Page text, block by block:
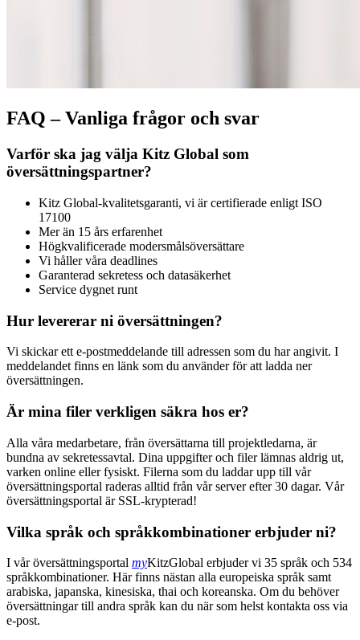
FAQ – Vanliga frågor och svar
Varför ska jag välja Kitz Global som
översättningspartner?
Kitz Global-kvalitetsgaranti, vi är certifierade enligt ISO
17100
Mer än 15 års erfarenhet
Högkvalificerade modersmålsöversättare
Vi håller våra deadlines
Garanterad sekretess och datasäkerhet
Service dygnet runt
Hur levererar ni översättningen?
Vi skickar ett e-postmeddelande till adressen som du har angivit. I
meddelandet finns en länk som du använder för att ladda ner
översättningen.
Är mina filer verkligen säkra hos er?
Alla våra medarbetare, från översättarna till projektledarna, är
bundna av sekretessavtal. Dina uppgifter och filer lämnas aldrig ut,
varken online eller fysiskt. Filerna som du laddar upp till vår
översättningsportal raderas alltid från vår server efter 30 dagar. Vår
översättningsportal är SSL-krypterad!
Vilka språk och språkkombinationer erbjuder ni?
I vår översättningsportal myKitzGlobal erbjuder vi 35 språk och 534
språkkombinationer. Här finns nästan alla europeiska språk samt
arabiska, japanska, kinesiska, thai och koreanska. Om du behöver
översättningar till andra språk kan du när som helst kontakta oss via
e-post.